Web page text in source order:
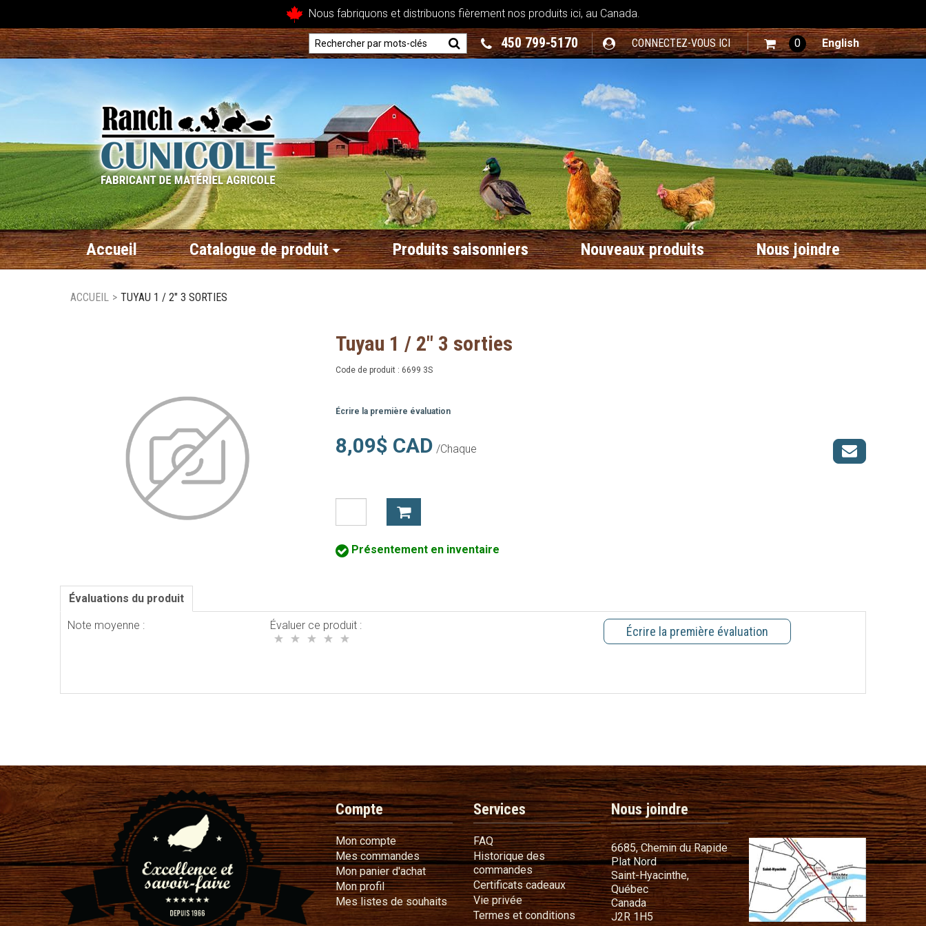
Nous fabriquons et distribuons fièrement nos produits ici, au Canada.
450 799-5170 CONNECTEZ-VOUS ICI 0 English
Accueil Catalogue de produit Produits saisonniers Nouveaux produits Nous joindre
ACCUEIL > TUYAU 1 / 2" 3 SORTIES
Tuyau 1 / 2" 3 sorties
Code de produit : 6699 3S
Écrire la première évaluation
8,09$ CAD /Chaque
Présentement en inventaire
Évaluations du produit
Note moyenne : Évaluer ce produit : Écrire la première évaluation
Compte
Mon compteMon compte
Mes commandesMes commandes
Mon panier d'achatMon panier d'achat
Mon profilMon profil
Mes listes de souhaitsMes listes de souhaits
Services
FAQFAQ
Historique des
commandesHistorique des commandes
Certificats cadeauxCertificats cadeaux
Vie privéeVie privée
Termes et conditionsTermes et conditions
Nous joindre
6685, Chemin du Rapide
Plat Nord
Saint-Hyacinthe,
Québec
Canada
J2R 1H5